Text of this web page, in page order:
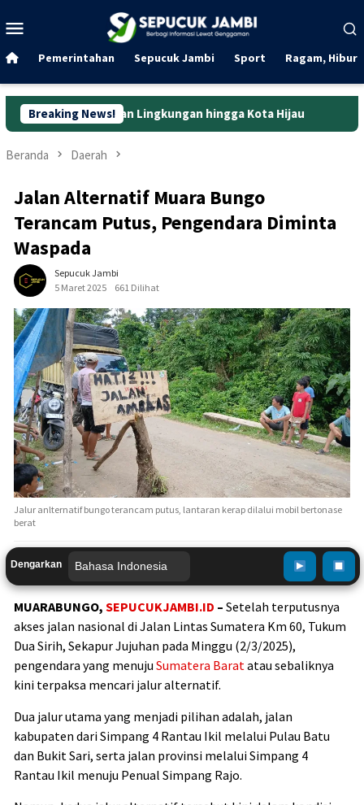
ke
Mobile
Pemerintahan Sepucuk Jambi Sport Ragam,
Breaking News!
Lingkungan hingga Kota Hijau Kota Jambi Unjuk Gigi
Beranda Daerah
Jalan Alternatif Muara Bungo
Terancam Putus, Pengendara Diminta
Waspada
Sepucuk Jambi
5 Maret 2025
661 Dilihat
Jalur anlternatif bungo terancam putus, lantaran kerap dilalui mobil bertonase
berat
Dengarkan
MUARABUNGO, SEPUCUKJAMBI.ID – Setelah terputusnya
akses jalan nasional di Jalan Lintas Sumatera Km 60, Tukum
Dua Sirih, Sekapur Jujuhan pada Minggu (2/3/2025),
pengendara yang menuju Sumatera Baratatau sebaliknya
kini terpaksa mencari jalur alternatif.
Dua jalur utama yang menjadi pilihan adalah, jalan
kabupaten dari Simpang 4 Rantau Ikil melalui Pulau Batu
dan Bukit Sari, serta jalan provinsi melalui Simpang 4
Rantau Ikil menuju Penual Simpang Rajo.